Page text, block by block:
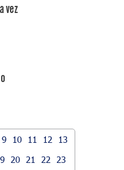
vez
9 10 11 12
13
20 21 22
23